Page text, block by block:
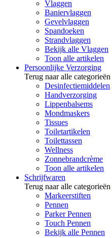
Vlaggen
Baniervlaggen
Gevelvlaggen
Spandoeken
Strandvlaggen
Bekijk alle Vlaggen
Toon alle artikelen
Persoonlijke Verzorging
Terug naar alle categorieën
Desinfectiemiddelen
Handverzorging
Lippenbalsems
Mondmaskers
Tissues
Toiletartikelen
Toilettassen
Wellness
Zonnebrandcrème
Toon alle artikelen
Schrijfwaren
Terug naar alle categorieën
Markeerstiften
Pennen
Parker Pennen
Touch Pennen
Bekijk alle Pennen